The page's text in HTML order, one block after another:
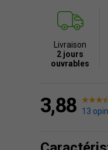
Livraison
2 jours
ouvrables
3,88 13